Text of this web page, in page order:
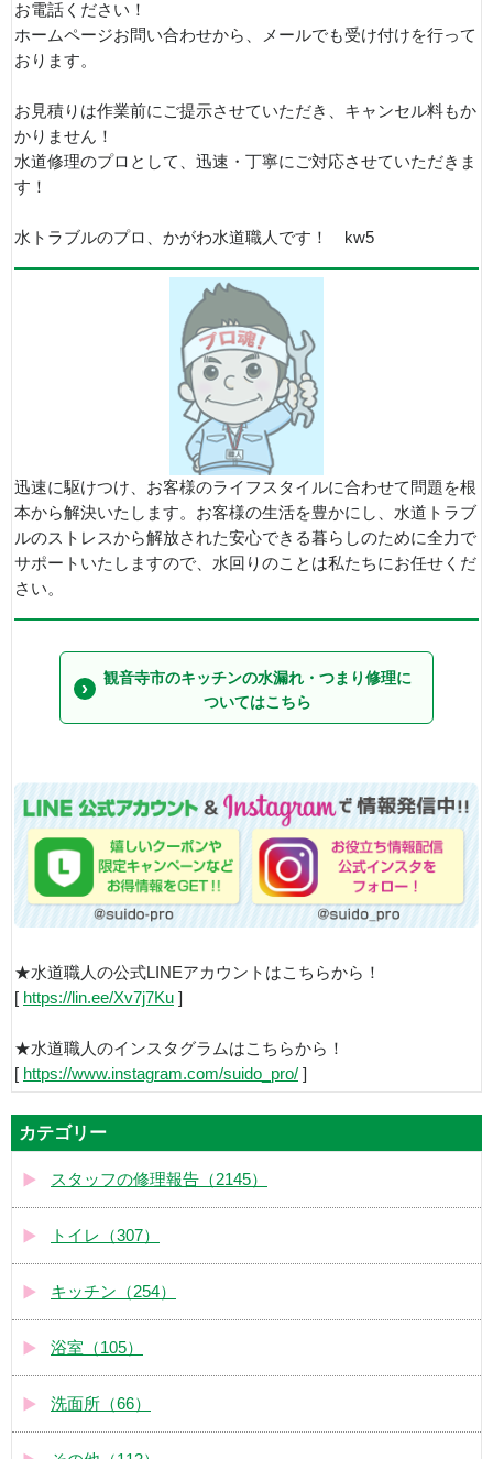
お電話ください！
ホームページお問い合わせから、メールでも受け付けを行って
おります。
お見積りは作業前にご提示させていただき、キャンセル料もか
かりません！
水道修理のプロとして、迅速・丁寧にご対応させていただきま
す！
水トラブルのプロ、かがわ水道職人です！ kw5
迅速に駆けつけ、お客様のライフスタイルに合わせて問題を根
本から解決いたします。お客様の生活を豊かにし、水道トラブ
ルのストレスから解放された安心できる暮らしのために全力で
サポートいたしますので、水回りのことは私たちにお任せくだ
さい。
観音寺市のキッチンの水漏れ・つまり修理に
ついてはこちら
★水道職人の公式LINEアカウントはこちらから！
[ https://lin.ee/Xv7j7Ku ]
★水道職人のインスタグラムはこちらから！
[ https://www.instagram.com/suido_pro/ ]
カテゴリー
スタッフの修理報告（2145）
トイレ（307）
キッチン（254）
浴室（105）
洗面所（66）